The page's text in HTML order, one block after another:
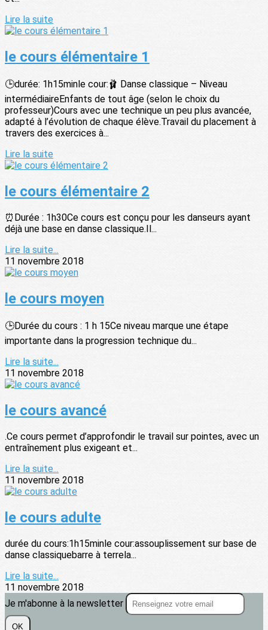
Lire la suite
le cours élémentaire 1
🕒durée: 1h15minle cour:🩰 Danse classique – Niveau
intermédiaireEnfants de tout âge (selon le choix du
professeur)Cours avec une technique un peu plus avancée,
adapté à l’évolution de chaque élève.Travail du placement à
travers des exercices à...
Lire la suite
le cours élémentaire 2
⏰Durée : 1h30Ce cours est conçu pour les danseurs ayant
déjà une base en danse classique.Il...
Lire la suite...
11 novembre 2018
le cours moyen
🕒Durée du cours : 1 h 15Ce niveau marque une étape
importante dans la progression technique du...
Lire la suite...
11 novembre 2018
le cours avancé
.Ce cours permet d’approfondir le travail sur pointes, avec un
entraînement plus exigeant et...
Lire la suite...
11 novembre 2018
le cours adulte
durée du cours:1h15minle cour:assouplissement sur base de
danse classiquebarre à terrela...
Lire la suite...
11 novembre 2018
Je m'abonne à la newsletter
OK